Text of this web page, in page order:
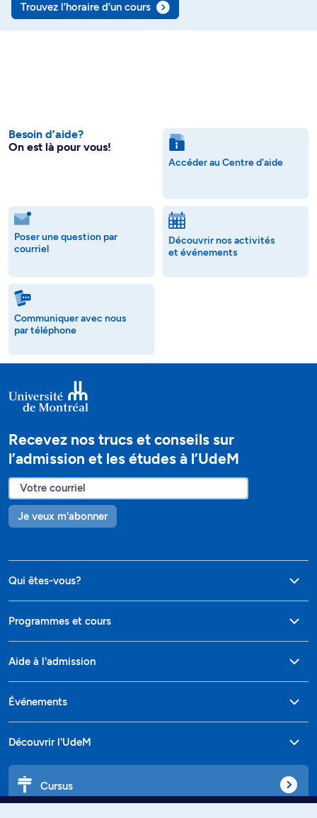
Trouvez l’horaire d’un cours
Besoin d’aide?
On est là pour vous!
Accéder au Centre d'aide
Poser une question par
courriel
Découvrir nos activités
et événements
Communiquer avec nous
par téléphone
Recevez nos trucs et conseils sur
l’admission et les études à l’UdeM
Je veux m'abonner
Qui êtes-vous?
Programmes et cours
Aide à l'admission
Événements
Découvrir l'UdeM
Cursus